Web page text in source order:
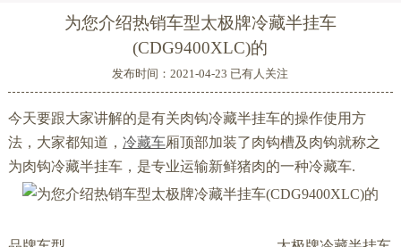
为您介绍热销车型太极牌冷藏半挂车
(CDG9400XLC)的
发布时间：2021-04-23 已有人关注
今天要跟大家讲解的是有关肉钩冷藏半挂车的操作使用方
法，大家都知道， 冷藏车厢顶部加装了肉钩槽及肉钩就称之
为肉钩冷藏半挂车，是专业运输新鲜猪肉的一种冷藏车.